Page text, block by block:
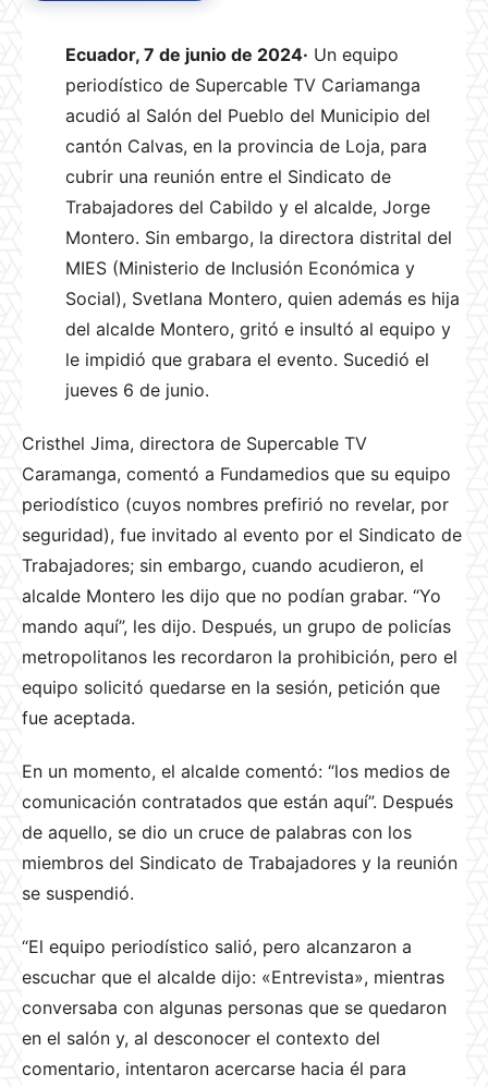
Ecuador, 7 de junio de 2024· Un equipo
periodístico de Supercable TV Cariamanga
acudió al Salón del Pueblo del Municipio del
cantón Calvas, en la provincia de Loja, para
cubrir una reunión entre el Sindicato de
Trabajadores del Cabildo y el alcalde, Jorge
Montero. Sin embargo, la directora distrital del
MIES (Ministerio de Inclusión Económica y
Social), Svetlana Montero, quien además es hija
del alcalde Montero, gritó e insultó al equipo y
le impidió que grabara el evento. Sucedió el
jueves 6 de junio.
Cristhel Jima, directora de Supercable TV
Caramanga, comentó a Fundamedios que su equipo
periodístico (cuyos nombres prefirió no revelar, por
seguridad), fue invitado al evento por el Sindicato de
Trabajadores; sin embargo, cuando acudieron, el
alcalde Montero les dijo que no podían grabar. “Yo
mando aquí”, les dijo. Después, un grupo de policías
metropolitanos les recordaron la prohibición, pero el
equipo solicitó quedarse en la sesión, petición que
fue aceptada.
En un momento, el alcalde comentó: “los medios de
comunicación contratados que están aquí”. Después
de aquello, se dio un cruce de palabras con los
miembros del Sindicato de Trabajadores y la reunión
se suspendió.
“El equipo periodístico salió, pero alcanzaron a
escuchar que el alcalde dijo: «Entrevista», mientras
conversaba con algunas personas que se quedaron
en el salón y, al desconocer el contexto del
comentario, intentaron acercarse hacia él para